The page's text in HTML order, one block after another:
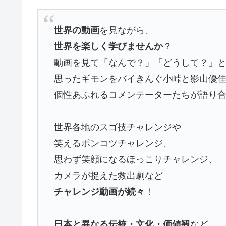
世界の動画を見ながら、
世界を楽しく学びませんか？
動画を見て「なんで？」「どうして？」と
思ったギモンをバイきんぐ小峠と影山優佳
個性あふれるコメンテーターたちが語り合
世界各地のスゴ技チャレンジや
笑えるポンコツチャレンジ、
思わず笑顔になるほっこりチャレンジ、
カメラが捉えた救出劇など
チャレンジ動画が続々 ！